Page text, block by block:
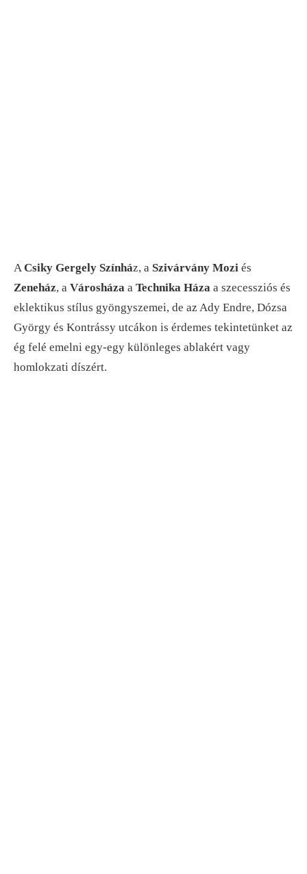
ACsiky Gergely Színház, a Szivárvány Mozi és
Zeneház, a Városháza a Technika Háza a szecessziós és
eklektikus stílus gyöngyszemei, de az Ady Endre, Dózsa
György és Kontrássy utcákon is érdemes tekintetünket az
ég felé emelni egy-egy különleges ablakért vagy
homlokzati díszért.